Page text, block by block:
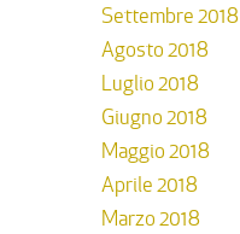
Settembre 2018
Agosto 2018
Luglio 2018
Giugno 2018
Maggio 2018
Aprile 2018
Marzo 2018